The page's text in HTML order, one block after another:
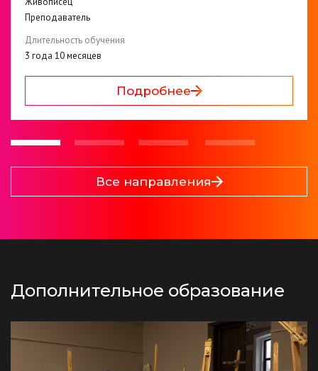
Преподаватель
Длительность обучения
3 года 10 месяцев
Подробнее
Все направления
Дополнительное образование